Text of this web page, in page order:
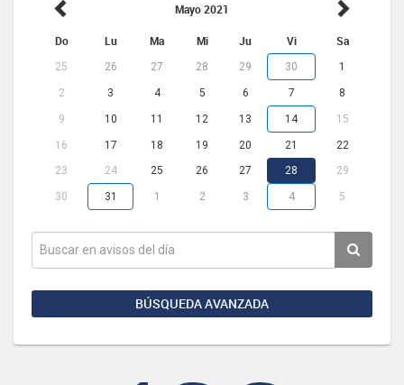
Mayo 2021
Do Lu Ma Mi Ju Vi Sa
25 26 27 28 29 30 1
2 3 4 5 6 7 8
9 10 11 12 13 14 15
16 17 18 19 20 21
22
23
24 25 26 27 28 29
30 31 1 2 3 4 5
BÚSQUEDA AVANZADA